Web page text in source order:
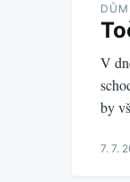
V
by
7. 7.